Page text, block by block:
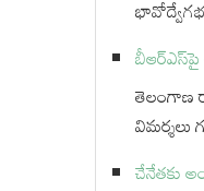
బీఆర్ఎస్‌పై
తెలంగాణ
విమర్శలు
చేనేతకు